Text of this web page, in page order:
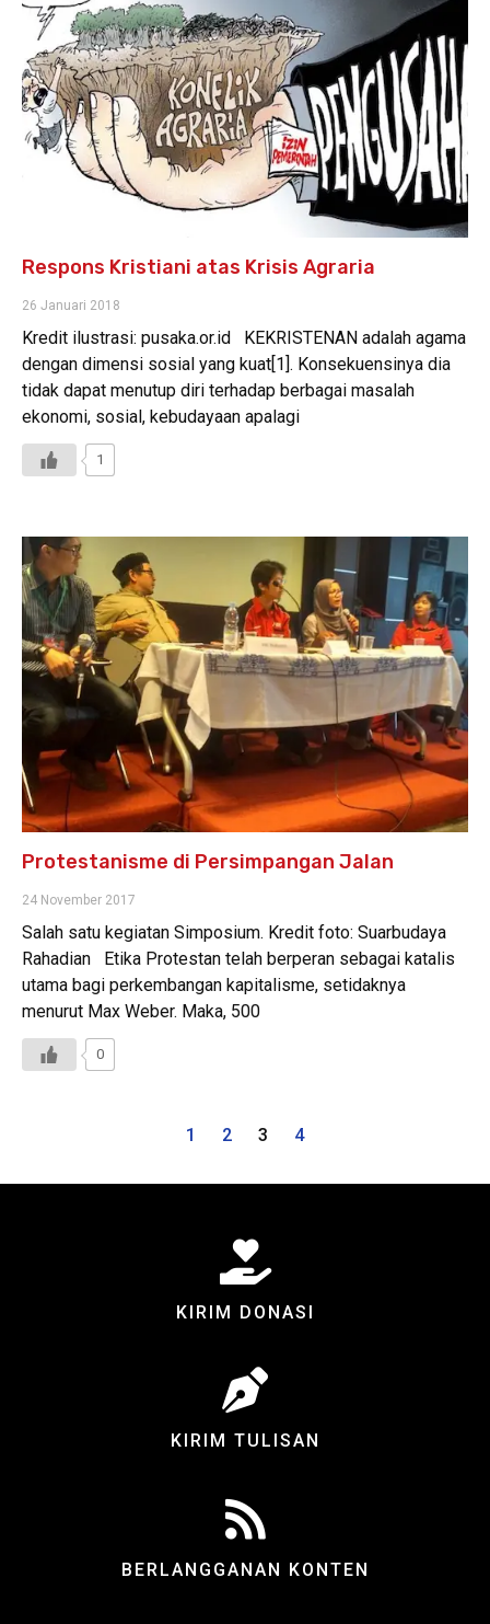
Respons Kristiani atas Krisis Agraria
26 Januari 2018
Kredit ilustrasi: pusaka.or.id KEKRISTENAN adalah agama
dengan dimensi sosial yang kuat[1]. Konsekuensinya dia
tidak dapat menutup diri terhadap berbagai masalah
ekonomi, sosial, kebudayaan apalagi
1
Protestanisme di Persimpangan Jalan
24 November 2017
Salah satu kegiatan Simposium. Kredit foto: Suarbudaya
Rahadian Etika Protestan telah berperan sebagai katalis
utama bagi perkembangan kapitalisme, setidaknya
menurut Max Weber. Maka, 500
0
1 2 3 4
KIRIM DONASI
KIRIM TULISAN
BERLANGGANAN KONTEN